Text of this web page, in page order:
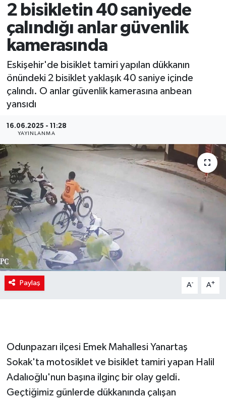
2 bisikletin 40 saniyede
çalındığı anlar güvenlik
kamerasında
Eskişehir'de bisiklet tamiri yapılan dükkanın
önündeki 2 bisiklet yaklaşık 40 saniye içinde
çalındı. O anlar güvenlik kamerasına anbean
yansıdı
16.06.2025 - 11:28
YAYINLANMA
Paylaş A- A+
Odunpazarı ilçesi Emek Mahallesi Yanartaş
Sokak'ta motosiklet ve bisiklet tamiri yapan Halil
Adalıoğlu'nun başına ilginç bir olay geldi.
Geçtiğimiz günlerde dükkanında çalışan
SPOR
YAŞAM
Son Dakika Haberleri
Haber Arşivi